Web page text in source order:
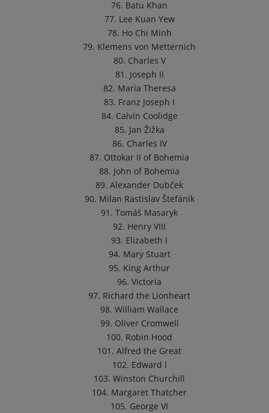
76. Batu Khan
77. Lee Kuan Yew
78. Ho Chi Minh
79. Klemens von Metternich
80. Charles V
81. Joseph II
82. Maria Theresa
83. Franz Joseph I
84. Calvin Coolidge
85. Jan Žižka
86. Charles IV
87. Ottokar II of Bohemia
88. John of Bohemia
89. Alexander Dubček
90. Milan Rastislav Štefánik
91. Tomáš Masaryk
92. Henry VIII
93. Elizabeth I
94. Mary Stuart
95. King Arthur
96. Victoria
97. Richard the Lionheart
98. William Wallace
99. Oliver Cromwell
100. Robin Hood
101. Alfred the Great
102. Edward I
103. Winston Churchill
104. Margaret Thatcher
105. George VI